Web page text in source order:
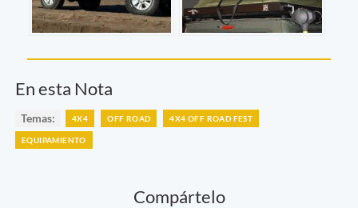
En esta Nota
Temas: 4X4 OFF ROAD 4X4 OFF ROAD FEST
EQUIPAMIENTO
Compártelo